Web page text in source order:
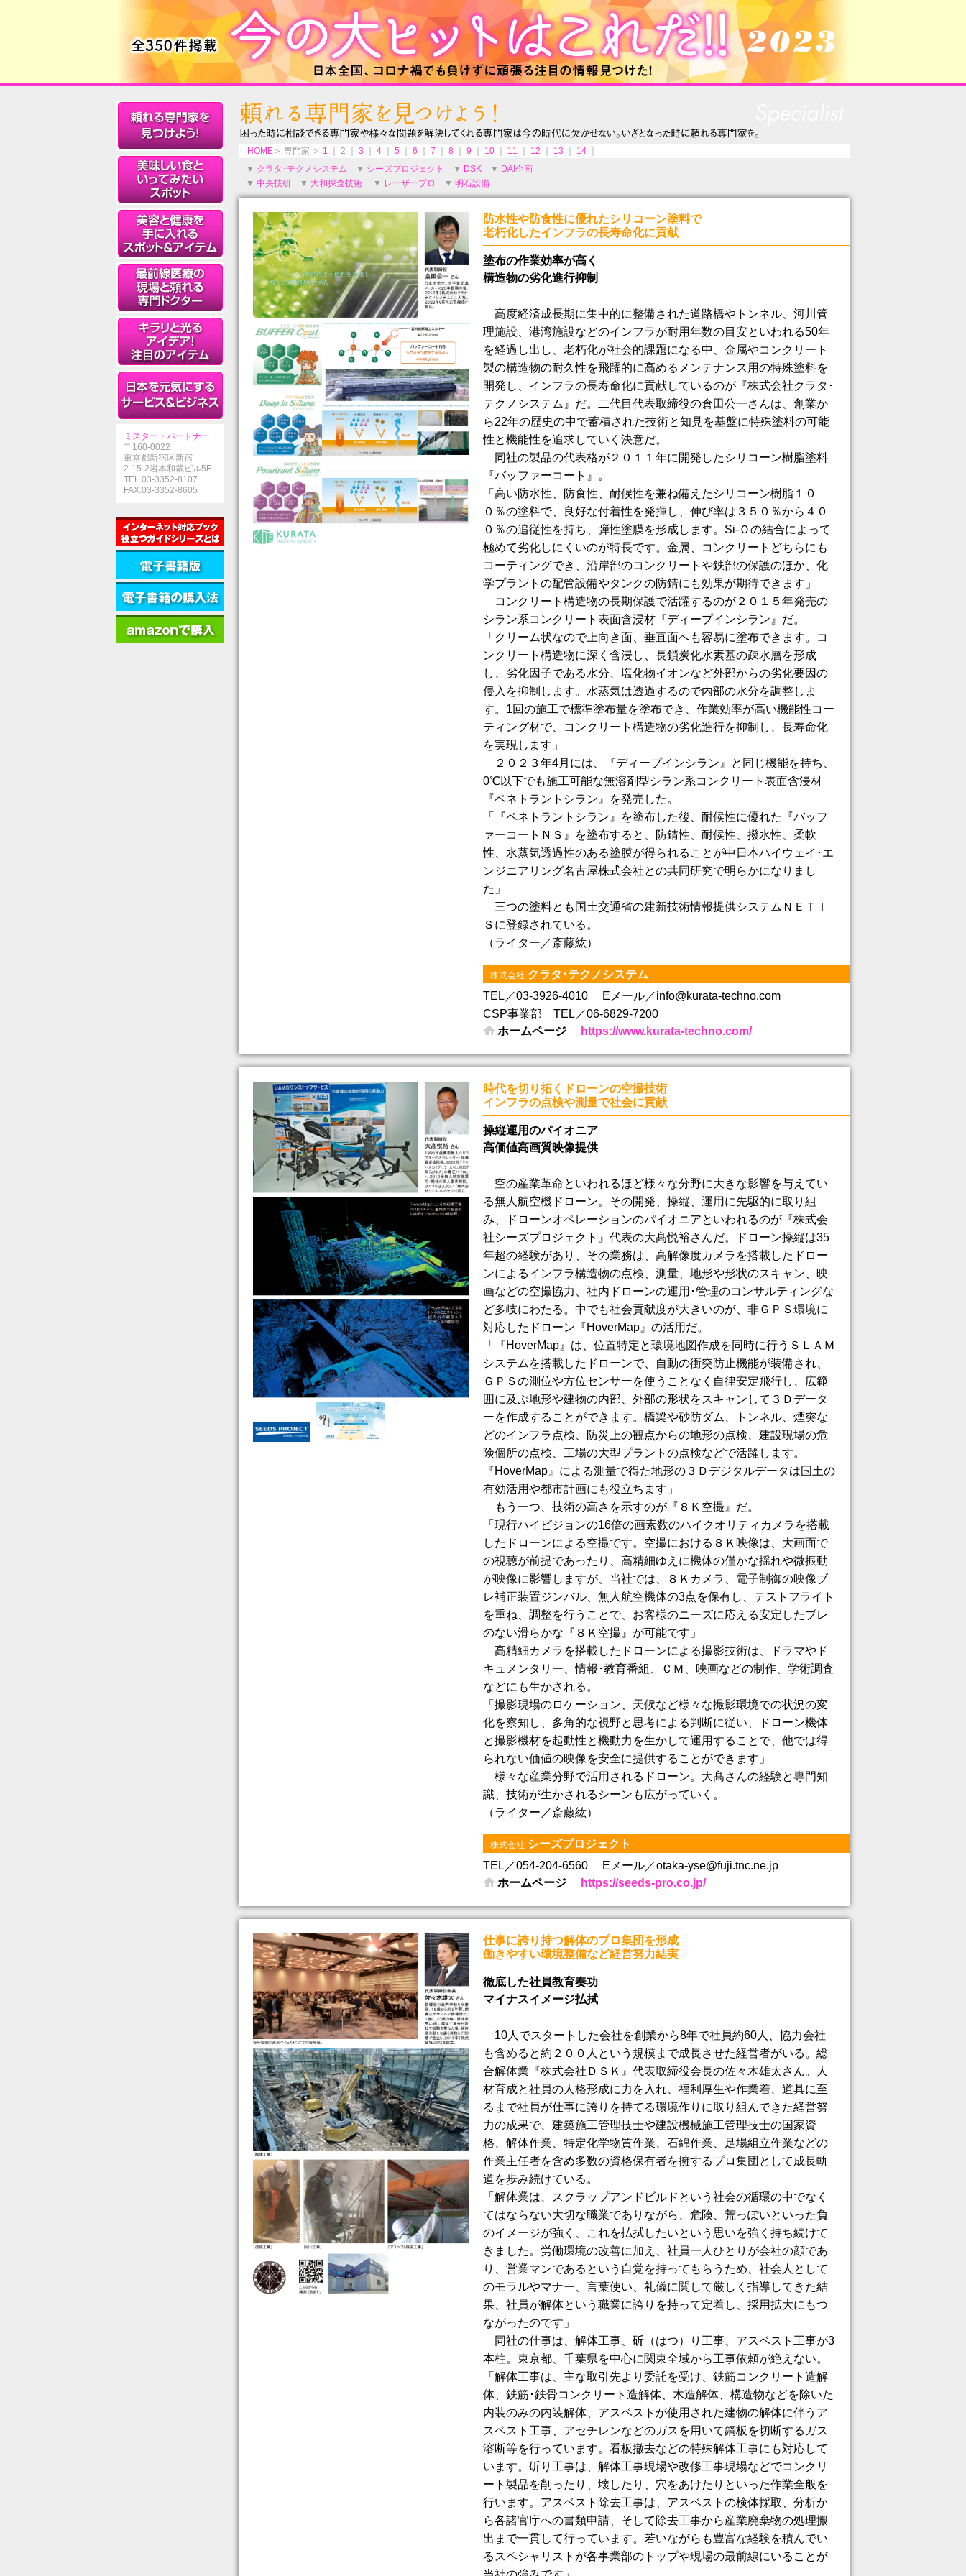
ミスター・パートナー
〒160-0022
東京都新宿区新宿
2-15-2岩本和裁ビル5F
TEL.03-3352-8107
FAX.03-3352-8605
HOME ＞ 専門家 ＞ 1 ｜ 2 ｜ 3 4 5 6 7 8 9 10 11 12 13 14
▼ クラタ･テクノシステム ▼ シーズプロジェクト ▼ DSK ▼ DAI企画
▼ 中央技研 ▼ 大和探査技術 ▼ レーザープロ ▼ 明石設備
防水性や防食性に優れたシリコーン塗料で
老朽化したインフラの長寿命化に貢献
塗布の作業効率が高く
構造物の劣化進行抑制
高度経済成長期に集中的に整備された道路橋やトンネル、河川管
理施設、港湾施設などのインフラが耐用年数の目安といわれる50年
を経過し出し、老朽化が社会的課題になる中、金属やコンクリート
製の構造物の耐久性を飛躍的に高めるメンテナンス用の特殊塗料を
開発し、インフラの長寿命化に貢献しているのが『株式会社クラタ･
テクノシステム』だ。二代目代表取締役の倉田公一さんは、創業か
ら22年の歴史の中で蓄積された技術と知見を基盤に特殊塗料の可能
性と機能性を追求していく決意だ。
同社の製品の代表格が２０１１年に開発したシリコーン樹脂塗料
『バッファーコート』。
「高い防水性、防食性、耐候性を兼ね備えたシリコーン樹脂１０
０％の塗料で、良好な付着性を発揮し、伸び率は３５０％から４０
０％の追従性を持ち、弾性塗膜を形成します。Si-Ｏの結合によって
極めて劣化しにくいのが特長です。金属、コンクリートどちらにも
コーティングでき、沿岸部のコンクリートや鉄部の保護のほか、化
学プラントの配管設備やタンクの防錆にも効果が期待できます」
コンクリート構造物の長期保護で活躍するのが２０１５年発売の
シラン系コンクリート表面含浸材『ディープインシラン』だ。
「クリーム状なので上向き面、垂直面へも容易に塗布できます。コ
ンクリート構造物に深く含浸し、長鎖炭化水素基の疎水層を形成
し、劣化因子である水分、塩化物イオンなど外部からの劣化要因の
侵入を抑制します。水蒸気は透過するので内部の水分を調整しま
す。1回の施工で標準塗布量を塗布でき、作業効率が高い機能性コー
ティング材で、コンクリート構造物の劣化進行を抑制し、長寿命化
を実現します」
２０２３年4月には、『ディープインシラン』と同じ機能を持ち、
0℃以下でも施工可能な無溶剤型シラン系コンクリート表面含浸材
『ペネトラントシラン』を発売した。
「『ペネトラントシラン』を塗布した後、耐候性に優れた『バッフ
ァーコートＮＳ』を塗布すると、防錆性、耐候性、撥水性、柔軟
性、水蒸気透過性のある塗膜が得られることが中日本ハイウェイ･エ
ンジニアリング名古屋株式会社との共同研究で明らかになりまし
た」
三つの塗料とも国土交通省の建新技術情報提供システムＮＥＴＩ
Ｓに登録されている。
（ライター／斎藤紘）
株式会社 クラタ･テクノシステム
TEL／03-3926-4010
Eメール／info@kurata-techno.com
CSP事業部 TEL／06-6829-7200
ホームページ
https://www.kurata-techno.com/
時代を切り拓くドローンの空撮技術
インフラの点検や測量で社会に貢献
操縦運用のパイオニア
高価値高画質映像提供
空の産業革命といわれるほど様々な分野に大きな影響を与えてい
る無人航空機ドローン。その開発、操縦、運用に先駆的に取り組
み、ドローンオペレーションのパイオニアといわれるのが『株式会
社シーズプロジェクト』代表の大髙悦裕さんだ。ドローン操縦は35
年超の経験があり、その業務は、高解像度カメラを搭載したドロー
ンによるインフラ構造物の点検、測量、地形や形状のスキャン、映
画などの空撮協力、社内ドローンの運用･管理のコンサルティングな
ど多岐にわたる。中でも社会貢献度が大きいのが、非ＧＰＳ環境に
対応したドローン『HoverMap』の活用だ。
「『HoverMap』は、位置特定と環境地図作成を同時に行うＳＬＡＭ
システムを搭載したドローンで、自動の衝突防止機能が装備され、
ＧＰＳの測位や方位センサーを使うことなく自律安定飛行し、広範
囲に及ぶ地形や建物の内部、外部の形状をスキャンして３Ｄデータ
ーを作成することができます。橋梁や砂防ダム、トンネル、煙突な
どのインフラ点検、防災上の観点からの地形の点検、建設現場の危
険個所の点検、工場の大型プラントの点検などで活躍します。
『HoverMap』による測量で得た地形の３Ｄデジタルデータは国土の
有効活用や都市計画にも役立ちます」
もう一つ、技術の高さを示すのが『８Ｋ空撮』だ。
「現行ハイビジョンの16倍の画素数のハイクオリティカメラを搭載
したドローンによる空撮です。空撮における８Ｋ映像は、大画面で
の視聴が前提であったり、高精細ゆえに機体の僅かな揺れや微振動
が映像に影響しますが、当社では、８Ｋカメラ、電子制御の映像ブ
レ補正装置ジンバル、無人航空機体の3点を保有し、テストフライト
を重ね、調整を行うことで、お客様のニーズに応える安定したブレ
のない滑らかな『８Ｋ空撮』が可能です」
高精細カメラを搭載したドローンによる撮影技術は、ドラマやド
キュメンタリー、情報･教育番組、ＣＭ、映画などの制作、学術調査
などにも生かされる。
「撮影現場のロケーション、天候など様々な撮影環境での状況の変
化を察知し、多角的な視野と思考による判断に従い、ドローン機体
と撮影機材を起動性と機動力を生かして運用することで、他では得
られない価値の映像を安全に提供することができます」
様々な産業分野で活用されるドローン。大髙さんの経験と専門知
識、技術が生かされるシーンも広がっていく。
（ライター／斎藤紘）
株式会社 シーズプロジェクト
TEL／054-204-6560
Eメール／otaka-yse@fuji.tnc.ne.jp
ホームページ
https://seeds-pro.co.jp/
仕事に誇り持つ解体のプロ集団を形成
働きやすい環境整備など経営努力結実
徹底した社員教育奏功
マイナスイメージ払拭
10人でスタートした会社を創業から8年で社員約60人、協力会社
も含めると約２００人という規模まで成長させた経営者がいる。総
合解体業『株式会社ＤＳＫ』代表取締役会長の佐々木雄太さん。人
材育成と社員の人格形成に力を入れ、福利厚生や作業着、道具に至
るまで社員が仕事に誇りを持てる環境作りに取り組んできた経営努
力の成果で、建築施工管理技士や建設機械施工管理技士の国家資
格、解体作業、特定化学物質作業、石綿作業、足場組立作業などの
作業主任者を含め多数の資格保有者を擁するプロ集団として成長軌
道を歩み続けている。
「解体業は、スクラップアンドビルドという社会の循環の中でなく
てはならない大切な職業でありながら、危険、荒っぽいといった負
のイメージが強く、これを払拭したいという思いを強く持ち続けて
きました。労働環境の改善に加え、社員一人ひとりが会社の顔であ
り、営業マンであるという自覚を持ってもらうため、社会人として
のモラルやマナー、言葉使い、礼儀に関して厳しく指導してきた結
果、社員が解体という職業に誇りを持って定着し、採用拡大にもつ
ながったのです」
同社の仕事は、解体工事、斫（はつ）り工事、アスベスト工事が3
本柱。東京都、千葉県を中心に関東全域から工事依頼が絶えない。
「解体工事は、主な取引先より委託を受け、鉄筋コンクリート造解
体、鉄筋･鉄骨コンクリート造解体、木造解体、構造物などを除いた
内装のみの内装解体、アスベストが使用された建物の解体に伴うア
スベスト工事、アセチレンなどのガスを用いて鋼板を切断するガス
溶断等を行っています。看板撤去などの特殊解体工事にも対応して
います。斫り工事は、解体工事現場や改修工事現場などでコンクリ
ート製品を削ったり、壊したり、穴をあけたりといった作業全般を
行います。アスベスト除去工事は、アスベストの検体採取、分析か
ら各諸官庁への書類申請、そして除去工事から産業廃棄物の処理搬
出まで一貫して行っています。若いながらも豊富な経験を積んでい
るスペシャリストが各事業部のトップや現場の最前線にいることが